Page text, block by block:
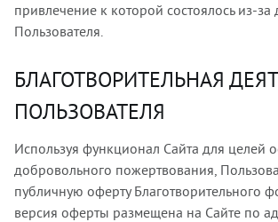
привлечение к которой состоялось из-за
Пользователя.
БЛАГОТВОРИТЕЛЬНАЯ
ПОЛЬЗОВАТЕЛЯ
Используя функционал Сайта для целей
добровольного пожертвования,
публичную оферту Благотворительного
версия оферты размещена на Сайте по